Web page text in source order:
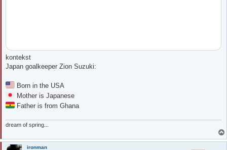
kontekst
Japan goalkeeper Zion Suzuki:
Born in the USA
Mother is Japanese
Father is from Ghana
dream of spring...
ironman